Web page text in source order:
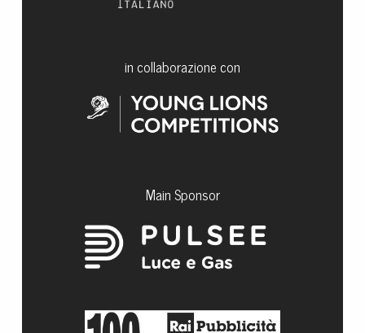
in collaborazione con
Main Sponsor